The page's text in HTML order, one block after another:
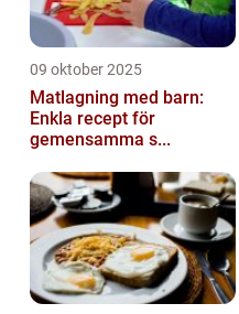
09 oktober 2025
Matlagning med barn:
Enkla recept för
gemensamma s...